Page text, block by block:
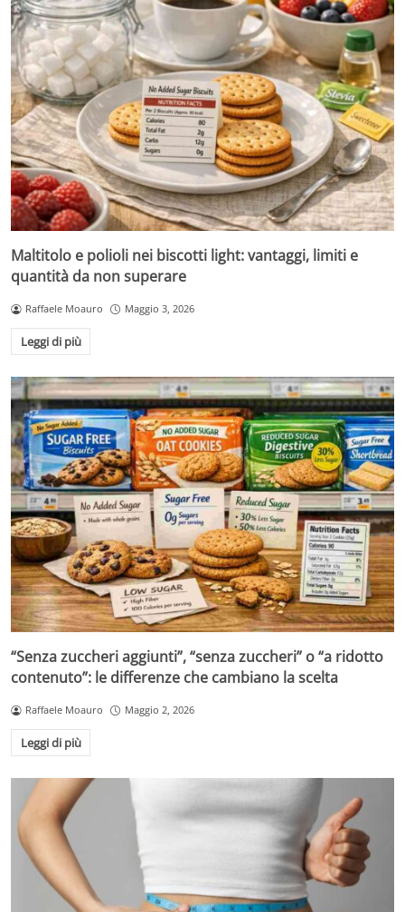
Maltitolo e polioli nei biscotti light: vantaggi, limiti e
quantità da non superare
Raffaele Moauro Maggio 3, 2026
Leggi di più
“Senza zuccheri aggiunti”, “senza zuccheri” o “a ridotto
contenuto”: le differenze che cambiano la scelta
Raffaele Moauro Maggio 2, 2026
Leggi di più